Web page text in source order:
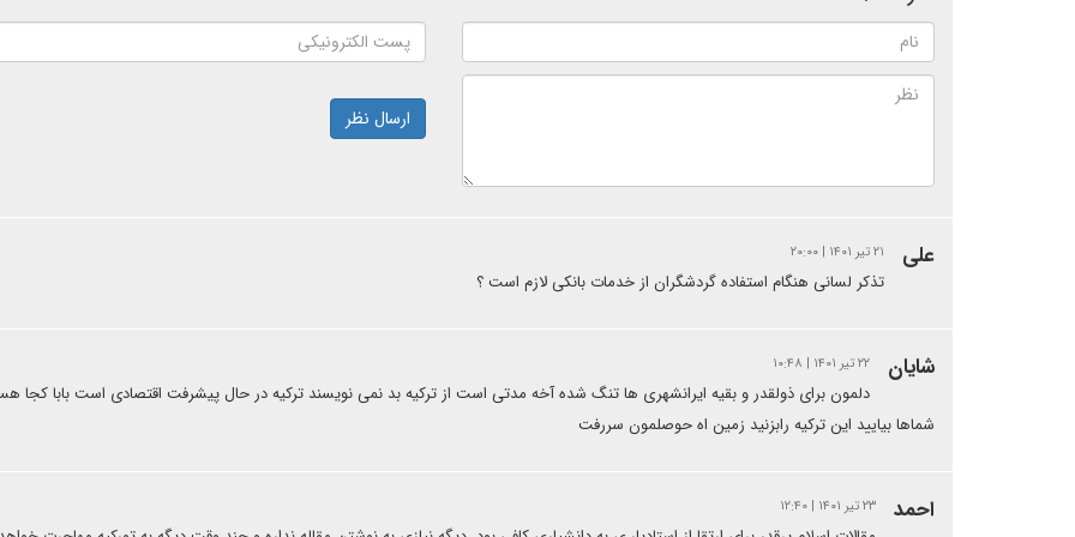
ارسال نظر
علی ۲۱ تیر ۱۴۰۱ | ۲۰:۰۰
تذکر لسانی هنگام استفاده گردشگران از خدمات بانکی لازم است ؟
شایان ۲۲ تیر ۱۴۰۱ | ۱۰:۴۸
دلمون برای ذولقدر و بقیه ایرانشهری ها تنگ شده آخه مدتی است از ترکیه بد نمی نویسند ترکیه در حال پیشرفت اقتصادی است بابا کجا
شماها بیایید این ترکیه رابزنید زمین اه حوصلمون سررفت
احمد ۲۳ تیر ۱۴۰۱ | ۱۲:۴۰